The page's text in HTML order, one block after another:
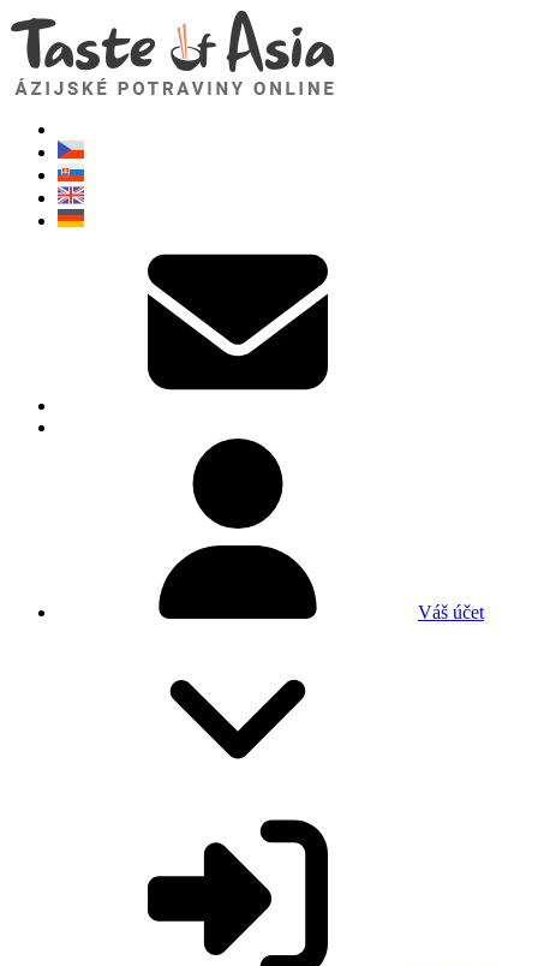
Váš účet
TasteOfAsia.sk
Neváhajte sa opýtať. Som tu pre vás!